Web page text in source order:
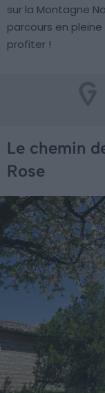
sur la Montagne
parcours en
profiter !
Le chemin
Rose